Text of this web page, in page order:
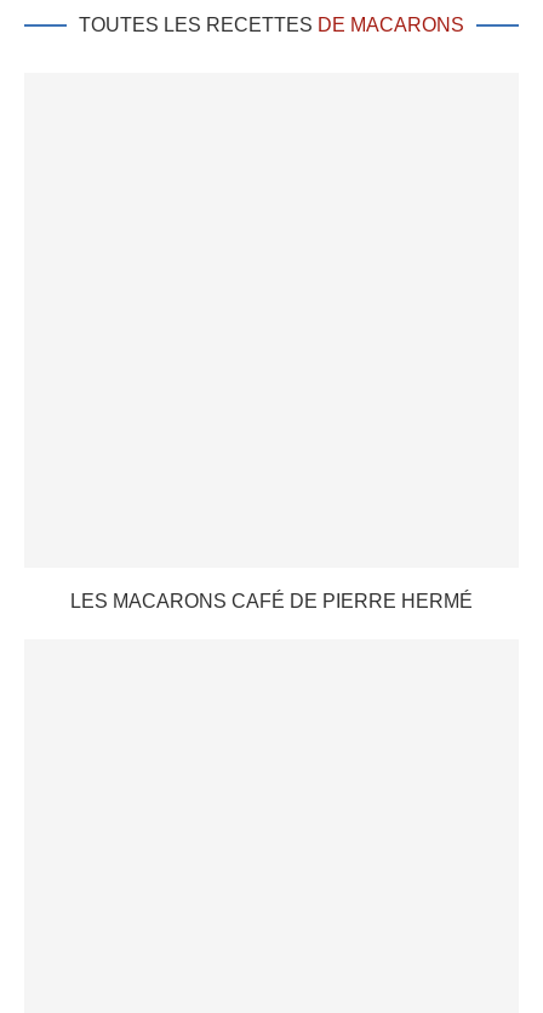
TOUTES LES RECETTES DE MACARONS
LES MACARONS CAFÉ DE PIERRE HERMÉ